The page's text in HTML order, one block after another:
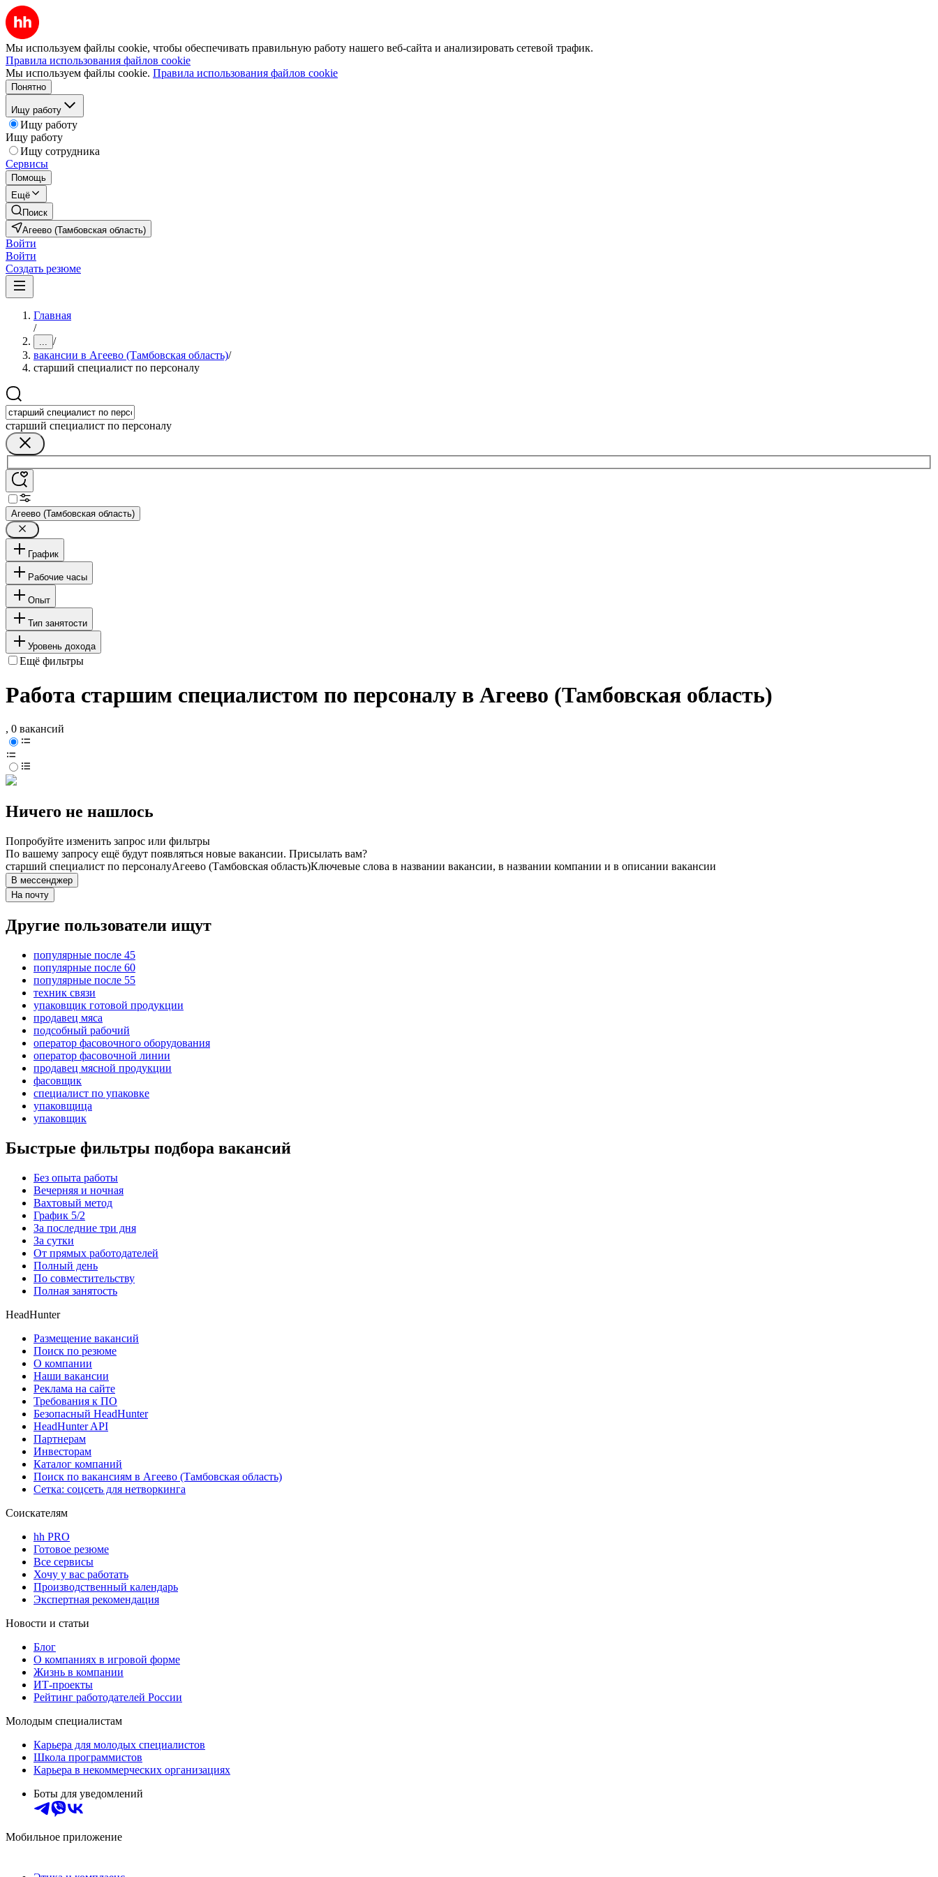
Мы используем файлы cookie, чтобы обеспечивать правильную работу нашего веб-сайта и анализировать сетевой трафик.
Правила использования файлов cookie
Мы используем файлы cookie. Правила использования файлов cookie
Понятно
Ищу работу
Ищу работу
Ищу работу
Ищу сотрудника
Сервисы
Помощь
Ещё
Поиск
Агеево (Тамбовская область)
Войти
Войти
Создать резюме
Главная
/
... /
вакансии в Агеево (Тамбовская область)/
старший специалист по персоналу
старший специалист по персоналу
Агеево (Тамбовская область)
График
Рабочие часы
Опыт
Тип занятости
Уровень дохода
Ещё фильтры
Работа старшим специалистом по персоналу в Агеево (Тамбовская область)
, 0 вакансий
Ничего не нашлось
Попробуйте изменить запрос или фильтры
По вашему запросу ещё будут появляться новые вакансии. Присылать вам?
старший специалист по персоналуАгеево (Тамбовская область)Ключевые слова в названии вакансии, в названии компании и в описании вакансии
В мессенджер
На почту
Другие пользователи ищут
популярные после 45
популярные после 60
популярные после 55
техник связи
упаковщик готовой продукции
продавец мяса
подсобный рабочий
оператор фасовочного оборудования
оператор фасовочной линии
продавец мясной продукции
фасовщик
специалист по упаковке
упаковщица
упаковщик
Быстрые фильтры подбора вакансий
Без опыта работы
Вечерняя и ночная
Вахтовый метод
График 5/2
За последние три дня
За сутки
От прямых работодателей
Полный день
По совместительству
Полная занятость
HeadHunter
Размещение вакансий
Поиск по резюме
О компании
Наши вакансии
Реклама на сайте
Требования к ПО
Безопасный HeadHunter
HeadHunter API
Партнерам
Инвесторам
Каталог компаний
Поиск по вакансиям в Агеево (Тамбовская область)
Сетка: соцсеть для нетворкинга
Соискателям
hh PRO
Готовое резюме
Все сервисы
Хочу у вас работать
Производственный календарь
Экспертная рекомендация
Новости и статьи
Блог
О компаниях в игровой форме
Жизнь в компании
ИТ-проекты
Рейтинг работодателей России
Молодым специалистам
Карьера для молодых специалистов
Школа программистов
Карьера в некоммерческих организациях
Боты для уведомлений
Мобильное приложение